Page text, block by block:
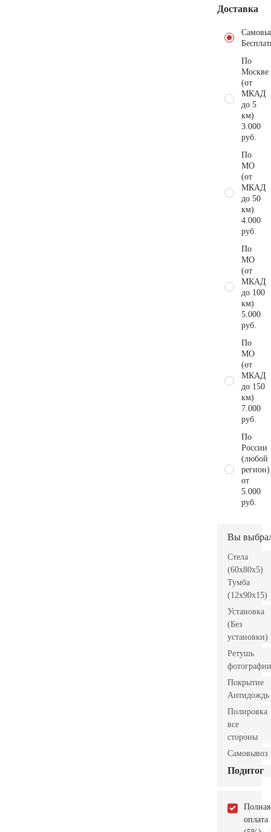
Доставка
По
Москве
(от
МКАД
до 5
км)
3.000
руб.
По
МО
(от
МКАД
до 50
км)
4.000
руб.
По
МО
(от
МКАД
до 100
км)
5.000
руб.
По
МО
(от
МКАД
до 150
км)
7.000
руб.
По
России
(любой
регион)
от
5.000
руб.
Вы
Стела
(60x80x5)
Тумба
(12x90x15)
Установка
(Без
установки)
Ретушь
фотографии
Покрытие
Антидождь
Полировка
все
стороны
Самовывоз
Подитог
Полная
оплата